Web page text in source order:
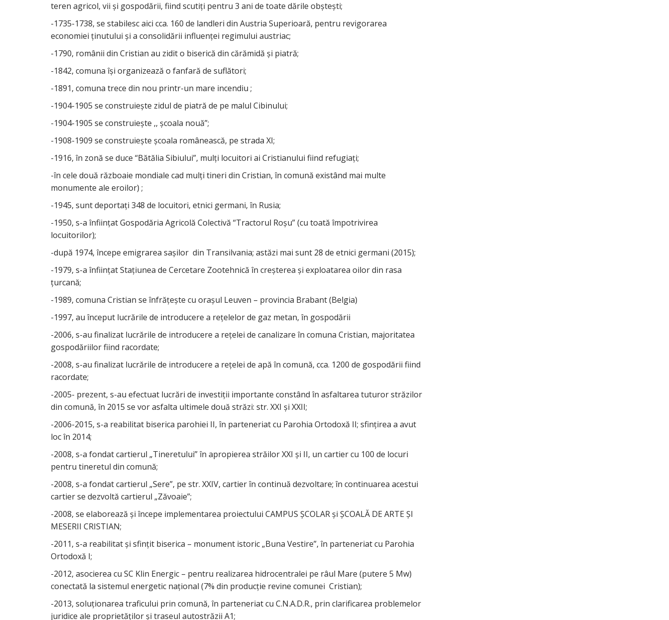
teren agricol, vii şi gospodării, fiind scutiţi pentru 3 ani de toate dările obşteşti;
-1735-1738, se stabilesc aici cca. 160 de landleri din Austria Superioară, pentru revigorarea
economiei ţinutului şi a consolidării influenţei regimului austriac;
-1790, românii din Cristian au zidit o biserică din cărămidă şi piatră;
-1842, comuna îşi organizează o fanfară de suflători;
-1891, comuna trece din nou printr-un mare incendiu ;
-1904-1905 se construieşte zidul de piatră de pe malul Cibinului;
-1904-1905 se construieşte ,, şcoala nouă”;
-1908-1909 se construieşte şcoala românească, pe strada XI;
-1916, în zonă se duce “Bătălia Sibiului”, mulţi locuitori ai Cristianului fiind refugiaţi;
-în cele două războaie mondiale cad mulţi tineri din Cristian, în comună existând mai multe
monumente ale eroilor) ;
-1945, sunt deportaţi 348 de locuitori, etnici germani, în Rusia;
-1950, s-a înfiinţat Gospodăria Agricolă Colectivă “Tractorul Roşu” (cu toată împotrivirea
locuitorilor);
-după 1974, începe emigrarea saşilor din Transilvania; astăzi mai sunt 28 de etnici germani (2015);
-1979, s-a înfiinţat Staţiunea de Cercetare Zootehnică în creşterea şi exploatarea oilor din rasa
ţurcană;
-1989, comuna Cristian se înfrăţeşte cu oraşul Leuven – provincia Brabant (Belgia)
-1997, au început lucrările de introducere a reţelelor de gaz metan, în gospodării
-2006, s-au finalizat lucrările de introducere a reţelei de canalizare în comuna Cristian, majoritatea
gospodăriilor fiind racordate;
-2008, s-au finalizat lucrările de introducere a reţelei de apă în comună, cca. 1200 de gospodării fiind
racordate;
-2005- prezent, s-au efectuat lucrări de investiţii importante constând în asfaltarea tuturor străzilor
din comună, în 2015 se vor asfalta ultimele două străzi: str. XXI şi XXII;
-2006-2015, s-a reabilitat biserica parohiei II, în parteneriat cu Parohia Ortodoxă II; sfinţirea a avut
loc în 2014;
-2008, s-a fondat cartierul „Tineretului” în apropierea străilor XXI şi II, un cartier cu 100 de locuri
pentru tineretul din comună;
-2008, s-a fondat cartierul „Sere”, pe str. XXIV, cartier în continuă dezvoltare; în continuarea acestui
cartier se dezvoltă cartierul „Zăvoaie”;
-2008, se elaborează şi începe implementarea proiectului CAMPUS ŞCOLAR şi ŞCOALĂ DE ARTE ŞI
MESERII CRISTIAN;
-2011, s-a reabilitat şi sfinţit biserica – monument istoric „Buna Vestire”, în parteneriat cu Parohia
Ortodoxă I;
-2012, asocierea cu SC Klin Energic – pentru realizarea hidrocentralei pe râul Mare (putere 5 Mw)
conectată la sistemul energetic naţional (7% din producţie revine comunei Cristian);
-2013, soluţionarea traficului prin comună, în parteneriat cu C.N.A.D.R., prin clarificarea problemelor
juridice ale proprietăţilor şi traseul autostrăzii A1;